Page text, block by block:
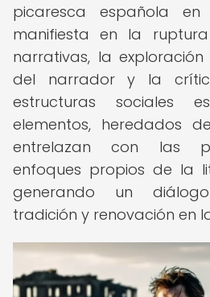
picaresca española
manifiesta en la
narrativas, la
del narrador y la
estructuras sociales
elementos, heredados
entrelazan con las
enfoques propios de la
generando un
tradición y renovación en